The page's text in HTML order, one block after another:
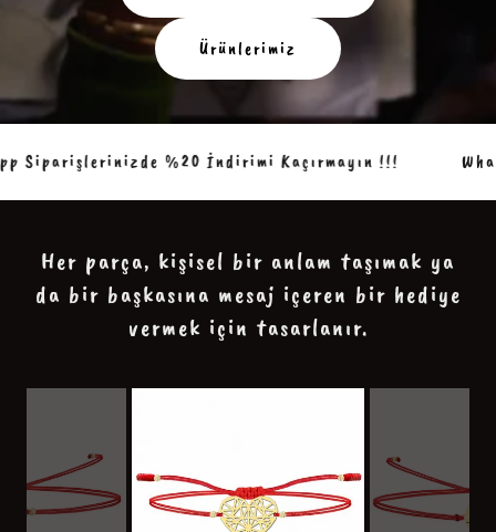
Ürünlerimiz
Siparişlerinizde %20 İndirimi Kaçırmayın !!!
Her parça, kişisel bir anlam taşımak ya
da bir başkasına mesaj içeren bir hediye
vermek için tasarlanır.